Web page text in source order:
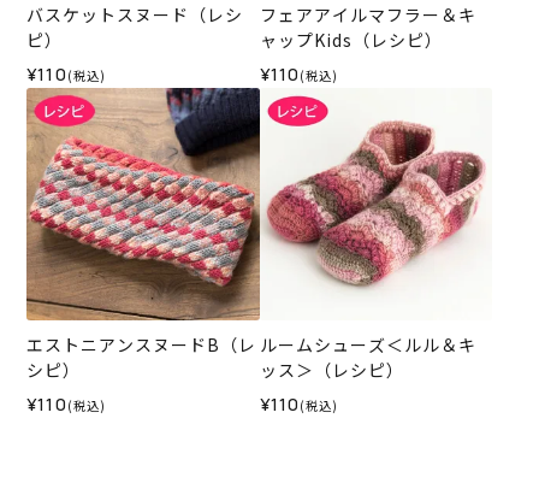
バスケットスヌード（レシ
ピ）
¥110 (税込)
フェアアイルマフラー＆キ
ャップKids（レシピ）
¥110 (税込)
エストニアンスヌードB（レ
シピ）
¥110 (税込)
ルームシューズ＜ルル＆キ
ッス＞（レシピ）
¥110 (税込)